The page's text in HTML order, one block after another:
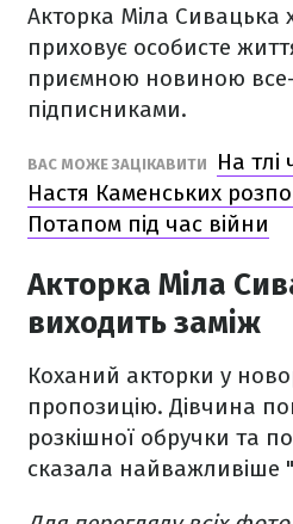
Акторка Міла Сивацька
приховує особисте
приємною новиною все-
підписниками.
ВАС МОЖЕ ЗАЦІКАВИТИ
На тлі
Настя Каменських
Потапом під час війни
Акторка Міла
виходить заміж
Коханий акторки у
пропозицію. Дівчина
розкішної обручки та
сказала найважливіше